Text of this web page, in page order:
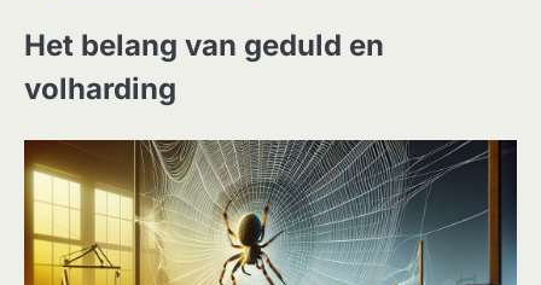
Het belang van geduld en
volharding